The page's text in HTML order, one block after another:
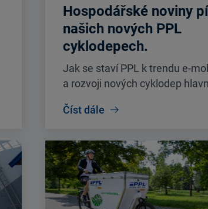
Hospodářské noviny
našich nových PPL
cyklodepech.
Jak se staví PPL k trendu e-
a rozvoji nových cyklodep
Číst dále